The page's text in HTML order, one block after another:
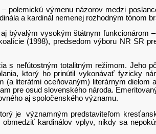
výmenu názorov medzi
a kardinál nemenej rozhodným tónom
vysokým štátnym funkcionárom –
(1998), predsedom výboru NR SR
totalitným režimom. Jeho
ktorý ho prinútil vykonávať fyzicky
literátmi oceňovaným) literárnym
pre osud slovenského národa.
aj spoločenského významu.
významným predstaviteľom
kardinálov vplyv, nikdy sa